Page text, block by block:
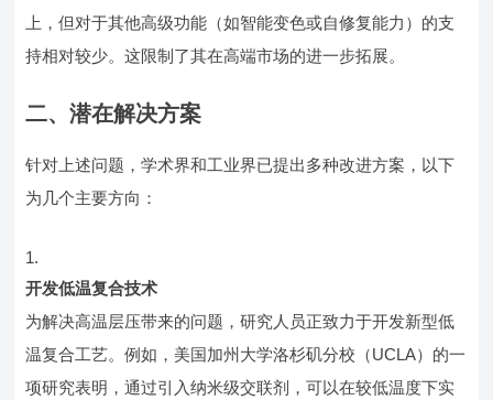
上，但对于其他高级功能（如智能变色或自修复能力）的支
持相对较少。这限制了其在高端市场的进一步拓展。
二、潜在解决方案
针对上述问题，学术界和工业界已提出多种改进方案，以下
为几个主要方向：
开发低温复合技术
为解决高温层压带来的问题，研究人员正致力于开发新型低
温复合工艺。例如，美国加州大学洛杉矶分校（UCLA）的一
项研究表明，通过引入纳米级交联剂，可以在较低温度下实